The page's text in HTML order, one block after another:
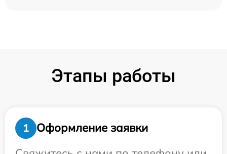
Этапы работы
1
Оформление заявки